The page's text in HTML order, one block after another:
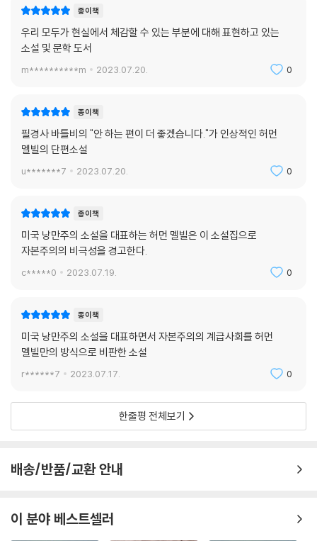
종이책
우리 모두가 현실에서 체감할 수 있는 부분에 대해 표현하고 있는
소설 및 문학 도서
m**********m 2023.07.20. 0
종이책
필경사 바틀비의 "안 하는 편이 더 좋겠습니다."가 인상적인 허먼
멜빌의 단편소설
u*******7 2023.07.20. 0
종이책
미국 낭만주의 소설을 대표하는 허먼 멜빌은 이 소설집으로
자본주의의 비극성을 경고한다.
c*****0 2023.07.19. 0
종이책
미국 낭만주의 소설을 대표하면서 자본주의의 계급사회를 허먼
멜빌만의 방식으로 비판한 소설
r******7 2023.07.17. 0
한줄평 전체보기
배송/반품/교환 안내
이 분야 베스트셀러